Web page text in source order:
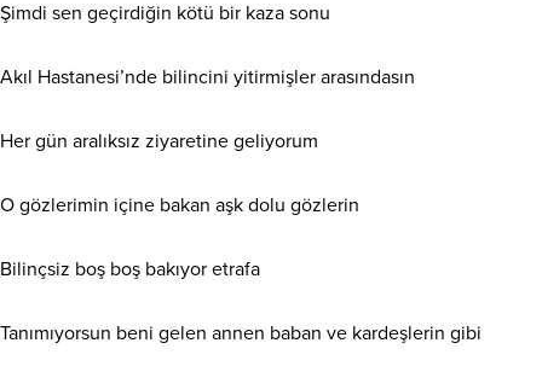
Şimdi sen geçirdiğin kötü bir kaza sonu
Akıl Hastanesi’nde bilincini yitirmişler arasındasın
Her gün aralıksız ziyaretine geliyorum
O gözlerimin içine bakan aşk dolu gözlerin
Bilinçsiz boş boş bakıyor etrafa
Tanımıyorsun beni gelen annen baban ve kardeşlerin gibi